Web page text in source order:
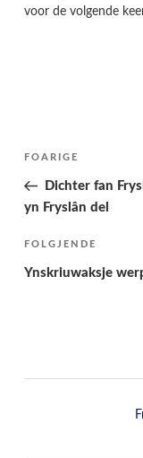
voor de volgende
Berichtnavigatie
Folgjende
pagina
FOARIGE
Dichter fan
yn Fryslân del
Folgjend
berjocht
FOLGJENDE
Ynskriuwaksje